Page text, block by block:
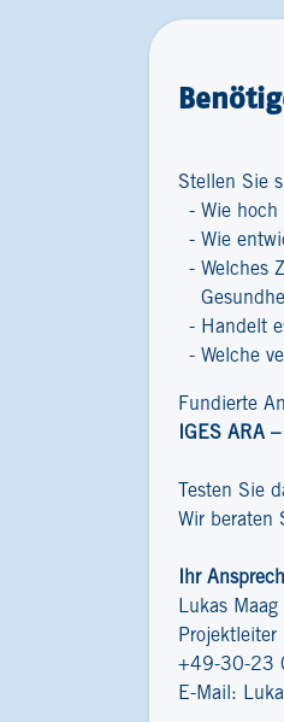
Stellen Sie
Wie hoch
Wie
Welches
Handelt
Welche
Fundierte
IGES ARA
Testen Sie
Wir beraten
Ihr
Lukas Maag
Projektleiter
+49-30-23
E-Mail: